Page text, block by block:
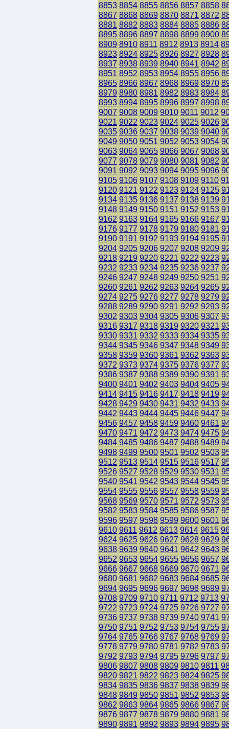
8853 8854 8855 8856 8857 8858
8867 8868 8869 8870 8871 8872
8881 8882 8883 8884 8885 8886
8895 8896 8897 8898 8899 8900
8909 8910 8911 8912 8913 8914
8923 8924 8925 8926 8927 8928
8937 8938 8939 8940 8941 8942
8951 8952 8953 8954 8955 8956
8965 8966 8967 8968 8969 8970
8979 8980 8981 8982 8983 8984
8993 8994 8995 8996 8997 8998
9007 9008 9009 9010 9011 9012
9021 9022 9023 9024 9025 9026
9035 9036 9037 9038 9039 9040
9049 9050 9051 9052 9053 9054
9063 9064 9065 9066 9067 9068
9077 9078 9079 9080 9081 9082
9091 9092 9093 9094 9095 9096
9105 9106 9107 9108 9109 9110
9120 9121 9122 9123 9124 9125
9134 9135 9136 9137 9138 9139
9148 9149 9150 9151 9152 9153
9162 9163 9164 9165 9166 9167
9176 9177 9178 9179 9180 9181
9190 9191 9192 9193 9194 9195
9204 9205 9206 9207 9208 9209
9218 9219 9220 9221 9222 9223
9232 9233 9234 9235 9236 9237
9246 9247 9248 9249 9250 9251
9260 9261 9262 9263 9264 9265
9274 9275 9276 9277 9278 9279
9288 9289 9290 9291 9292 9293
9302 9303 9304 9305 9306 9307
9316 9317 9318 9319 9320 9321
9330 9331 9332 9333 9334 9335
9344 9345 9346 9347 9348 9349
9358 9359 9360 9361 9362 9363
9372 9373 9374 9375 9376 9377
9386 9387 9388 9389 9390 9391
9400 9401 9402 9403 9404 9405
9414 9415 9416 9417 9418 9419
9428 9429 9430 9431 9432 9433
9442 9443 9444 9445 9446 9447
9456 9457 9458 9459 9460 9461
9470 9471 9472 9473 9474 9475
9484 9485 9486 9487 9488 9489
9498 9499 9500 9501 9502 9503
9512 9513 9514 9515 9516 9517
9526 9527 9528 9529 9530 9531
9540 9541 9542 9543 9544 9545
9554 9555 9556 9557 9558 9559
9568 9569 9570 9571 9572 9573
9582 9583 9584 9585 9586 9587
9596 9597 9598 9599 9600 9601
9610 9611 9612 9613 9614 9615
9624 9625 9626 9627 9628 9629
9638 9639 9640 9641 9642 9643
9652 9653 9654 9655 9656 9657
9666 9667 9668 9669 9670 9671
9680 9681 9682 9683 9684 9685
9694 9695 9696 9697 9698 9699
9708 9709 9710 9711 9712 9713
9722 9723 9724 9725 9726 9727
9736 9737 9738 9739 9740 9741
9750 9751 9752 9753 9754 9755
9764 9765 9766 9767 9768 9769
9778 9779 9780 9781 9782 9783
9792 9793 9794 9795 9796 9797
9806 9807 9808 9809 9810 9811
9820 9821 9822 9823 9824 9825
9834 9835 9836 9837 9838 9839
9848 9849 9850 9851 9852 9853
9862 9863 9864 9865 9866 9867
9876 9877 9878 9879 9880 9881
9890 9891 9892 9893 9894 9895